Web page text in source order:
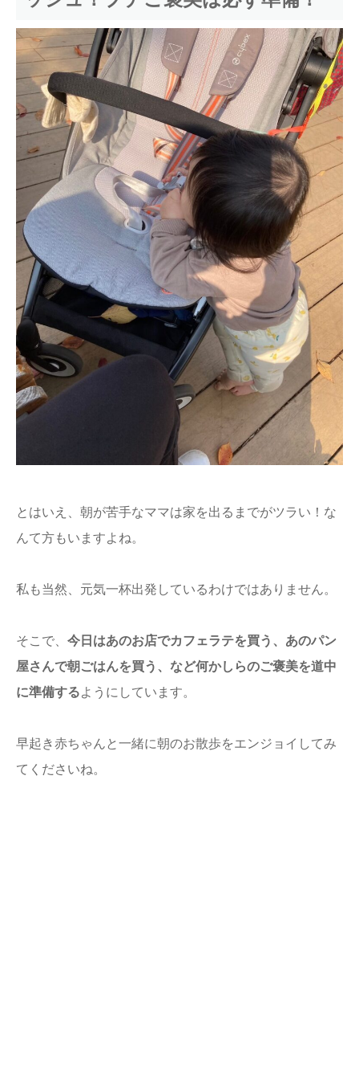
とはいえ、朝が苦手なママは家を出るまでがツラい！な
んて方もいますよね。
私も当然、元気一杯出発しているわけではありません。
そこで、 今日はあのお店でカフェラテを買う、あのパン
屋さんで朝ごはんを買う、など何かしらのご褒美を道中
に準備するようにしています。
早起き赤ちゃんと一緒に朝のお散歩をエンジョイしてみ
てくださいね。